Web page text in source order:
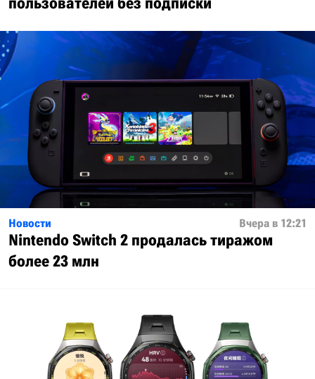
Новости Вчера в 12:21
Nintendo Switch 2 продалась тиражом
более 23 млн